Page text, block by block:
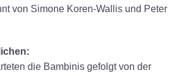
von Simone Koren-Wallis und Peter
die Bambinis gefolgt von der